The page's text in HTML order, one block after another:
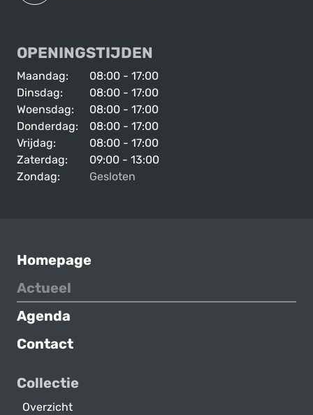
OPENINGSTIJDEN
Maandag:
08:00 - 17:00
Dinsdag:
08:00 - 17:00
Woensdag:
08:00 - 17:00
Donderdag:
08:00 - 17:00
Vrijdag:
08:00 - 17:00
Zaterdag:
09:00 - 13:00
Zondag:
Gesloten
Homepage
Actueel
Agenda
Contact
Collectie
Overzicht